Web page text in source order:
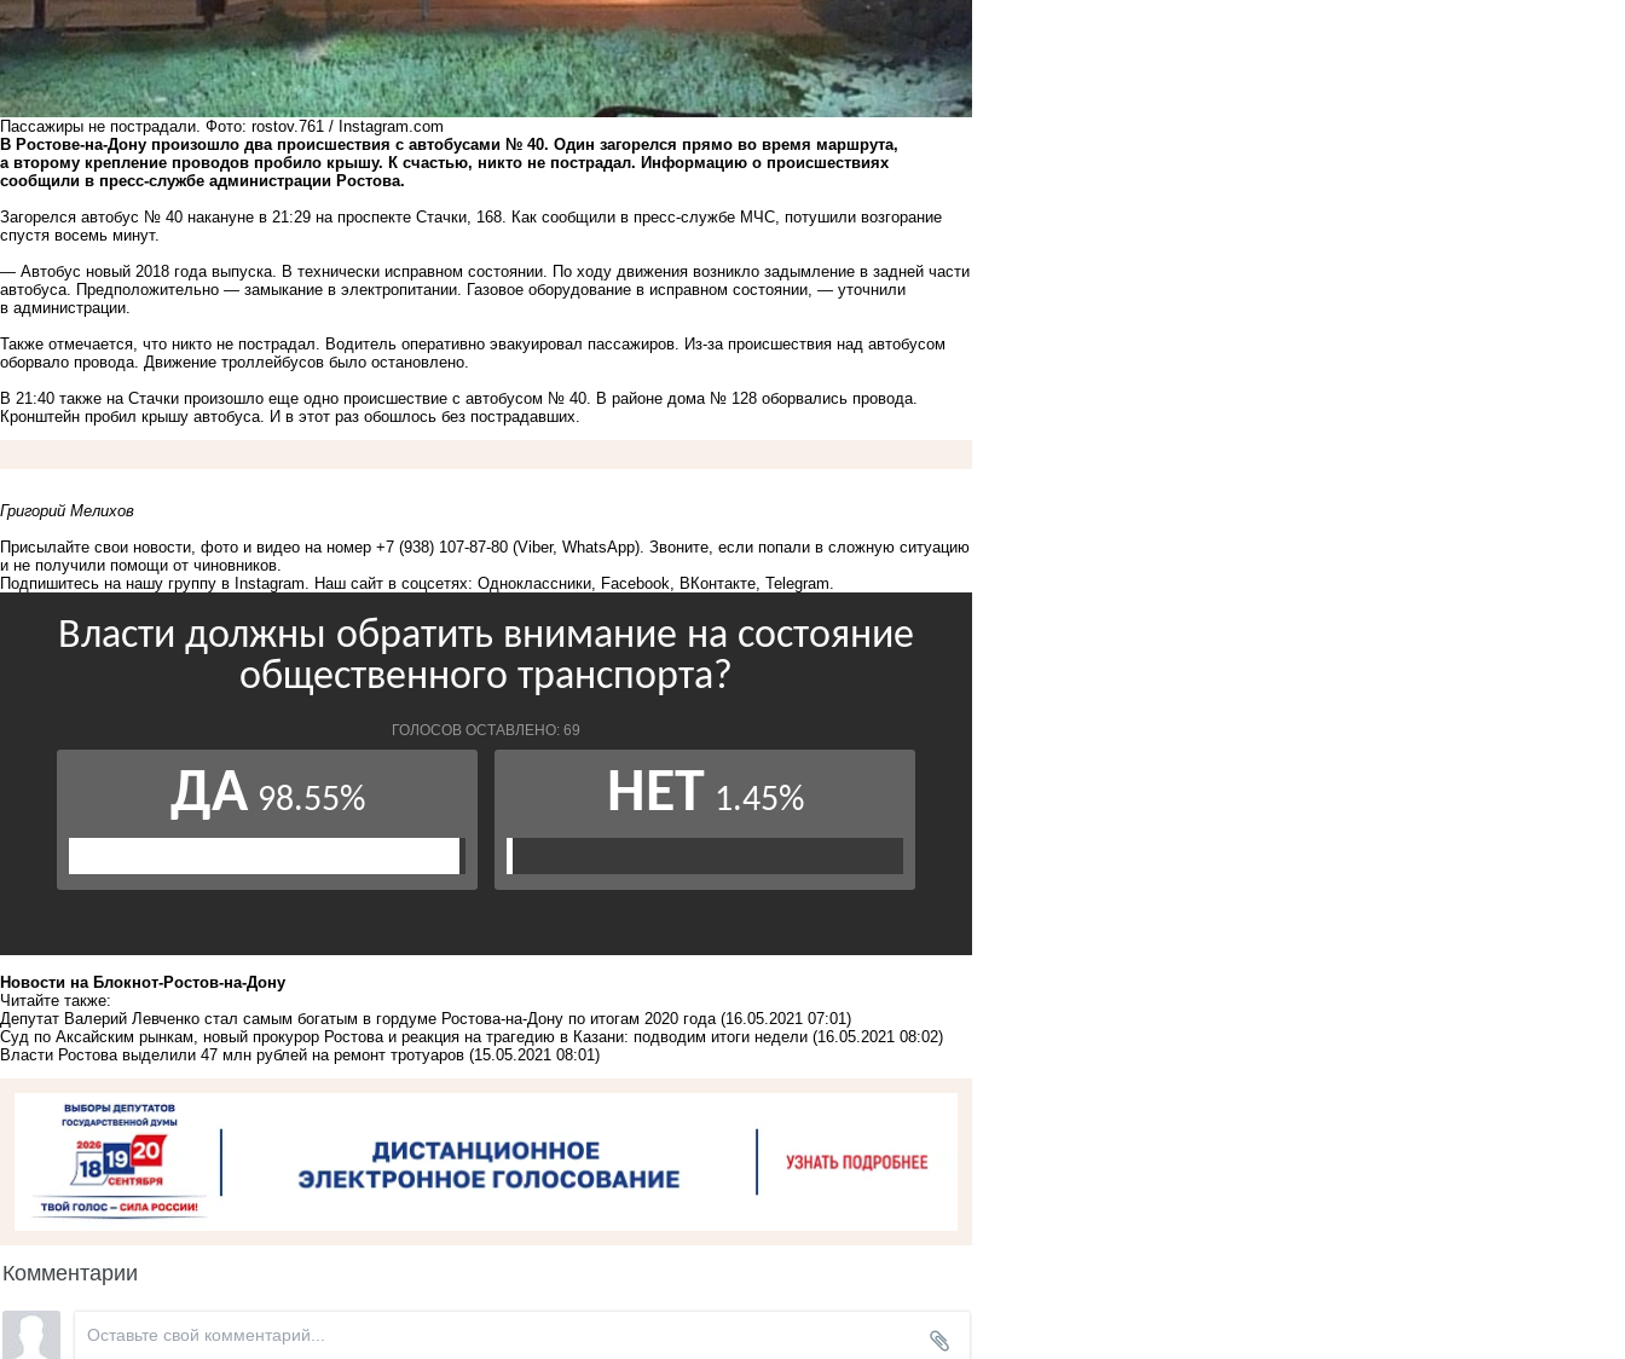
Пассажиры не пострадали. Фото: rostov.761 / Instagram.com
В Ростове-на-Дону произошло два происшествия с автобусами № 40. Один загорелся прямо во время маршрута,
а второму крепление проводов пробило крышу. К счастью, никто не пострадал. Информацию о происшествиях
сообщили в пресс-службе администрации Ростова.
Загорелся автобус № 40 накануне в 21:29 на проспекте Стачки, 168. Как сообщили в пресс-службе МЧС, потушили возгорание
спустя восемь минут.
— Автобус новый 2018 года выпуска. В технически исправном состоянии. По ходу движения возникло задымление в задней части
автобуса. Предположительно — замыкание в электропитании. Газовое оборудование в исправном состоянии, — уточнили
в администрации.
Также отмечается, что никто не пострадал. Водитель оперативно эвакуировал пассажиров. Из-за происшествия над автобусом
оборвало провода. Движение троллейбусов было остановлено.
В 21:40 также на Стачки произошло еще одно происшествие с автобусом № 40. В районе дома № 128 оборвались провода.
Кронштейн пробил крышу автобуса. И в этот раз обошлось без пострадавших.
Григорий Мелихов
Присылайте свои новости, фото и видео на номер +7 (938) 107-87-80 (Viber, WhatsApp). Звоните, если попали в сложную ситуацию
и не получили помощи от чиновников.
Подпишитесь на нашу группу в Instagram . Наш сайт в соцсетях: Одноклассники Facebook ВКонтакте Telegram
Новости на Блoкнoт-Ростов-на-Дону
Читайте также:
Депутат Валерий Левченко стал самым богатым в гордуме Ростова-на-Дону по итогам 2020 года (16.05.2021 07:01)
Суд по Аксайским рынкам, новый прокурор Ростова и реакция на трагедию в Казани: подводим итоги недели (16.05.2021 08:02)
Власти Ростова выделили 47 млн рублей на ремонт тротуаров (15.05.2021 08:01)
Комментарии